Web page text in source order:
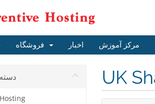
اخبار مرکز آموزش
UK